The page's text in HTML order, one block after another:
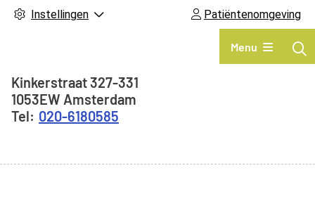
Instellingen Patiëntenomgeving
Hoofdmenu
Menu
Adresgegevens
Kinkerstraat327-331
1053EW Amsterdam
020-6180585